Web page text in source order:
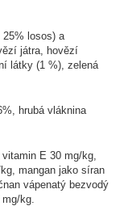
losos) a
játra, hovězí
látky (1 %), zelená
hrubá vláknina
E 30 mg/kg,
mangan jako síran
vápenatý bezvodý
kg.